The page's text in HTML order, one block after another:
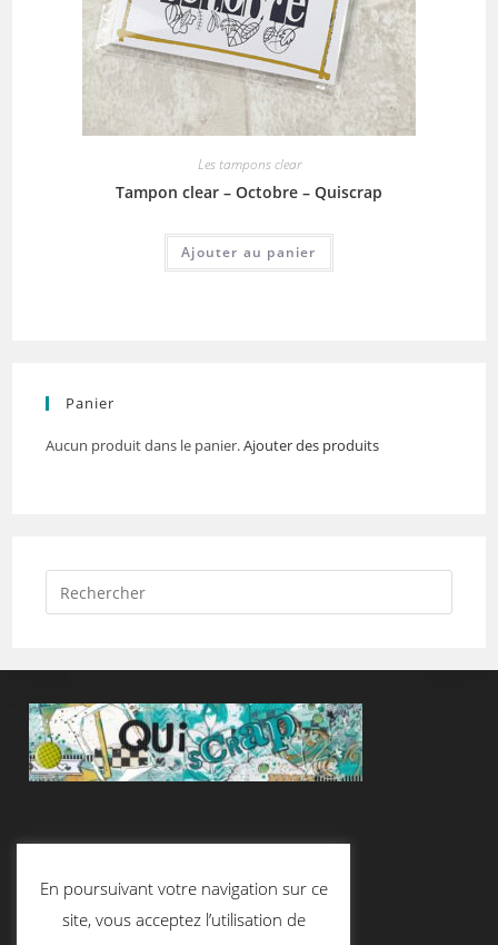
Les tampons clear
Tampon clear – Octobre – Quiscrap
Ajouter au panier
Panier
Aucun produit dans le panier.Ajouter des produits
En poursuivant votre navigation sur ce
site, vous acceptez l’utilisation de